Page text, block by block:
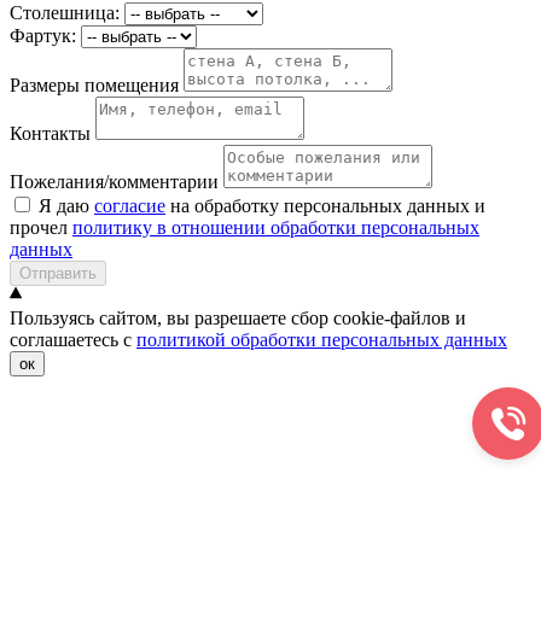
Столешница:
Фартук:
Размеры помещения
Контакты
Пожелания/комментарии
Я даю согласие на обработку персональных данных и
прочел политику в отношении обработки персональных
данных
Отправить
Пользуясь сайтом, вы разрешаете сбор cookie-файлов и
соглашаетесь с политикой обработки персональных данных
ок